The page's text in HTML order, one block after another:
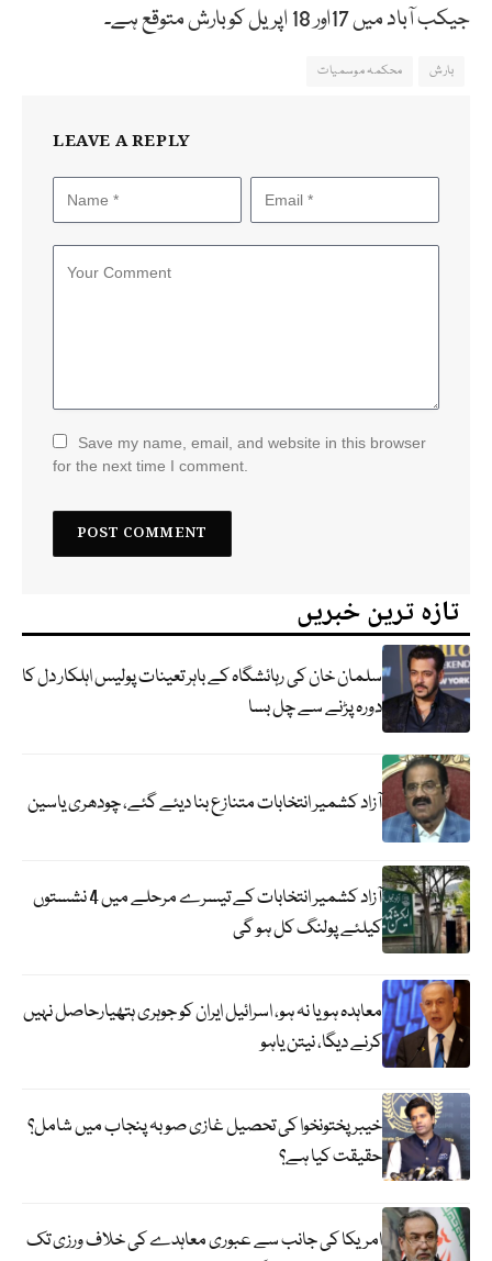
جیکب آباد میں 17اور 18 اپریل کوبارش متوقع ہے۔
بارش محکمہ موسمیات
LEAVE A REPLY
Save my name, email, and website in this browser
for the next time I comment.
تازہ ترین خبریں
سلمان خان کی رہائشگاہ کے باہر تعینات پولیس اہلکار دل کا
دورہ پڑنے سے چل بسا
آزاد کشمیر انتخابات متنازع بنا دیئے گئے، چودھری یاسین
آزاد کشمیر انتخابات کے تیسرے مرحلے میں 4 نشستوں
کیلئے پولنگ کل ہو گی
معاہدہ ہو یا نہ ہو، اسرائیل ایران کو جوہری ہتھیارحاصل نہیں
کرنے دیگا، نیتن یاہو
خیبر پختونخوا کی تحصیل غازی صوبہ پنجاب میں شامل؟
حقیقت کیا ہے؟
امریکا کی جانب سے عبوری معاہدے کی خلاف ورزی تک